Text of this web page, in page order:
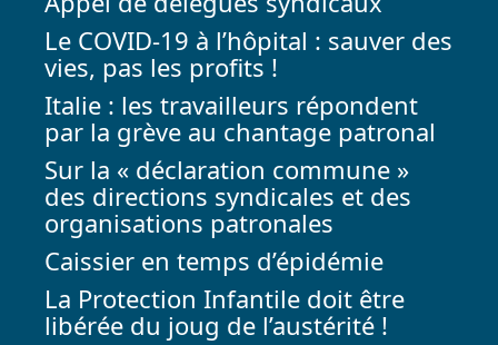
Le COVID-19 à l’hôpital : sauver des
vies, pas les profits !
Italie : les travailleurs répondent
par la grève au chantage patronal
Sur la « déclaration commune »
des directions syndicales et des
organisations patronales
Caissier en temps d’épidémie
La Protection Infantile doit être
libérée du joug de l’austérité !